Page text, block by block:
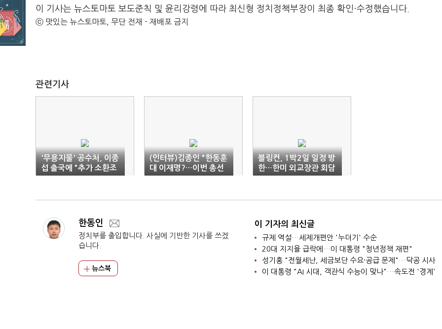
이 기사는 뉴스토마토 보도준칙 및 윤리강령에 따라 최신형 정치정책부장이 최종 확인·수정했습니다.
ⓒ 맛있는 뉴스토마토, 무단 전재 - 재배포 금지
관련기사
'무용지물' 공수처, 이종
섭 출국에 "추가 소환조
사 필요"
(인터뷰)김종인 "한동훈
대 이재명?…이번 총선
은 윤석열정부 2년 평
블링컨, 1박2일 일정 방
한…한미 외교장관 회담
도 예정
한동인
정치부를 출입합니다. 사실에 기반한 기사를 쓰겠
습니다.
뉴스북
이 기자의 최신글
규제 역설…세제개편안 '누더기' 수순
20대 지지율 급락에…이 대통령 "청년정책 재편"
성기홍 "전월세난, 세금보단 수요·공급 문제"…닥공 시사
이 대통령 "AI 시대, 객관식 수능이 맞나"…속도전 '경계'